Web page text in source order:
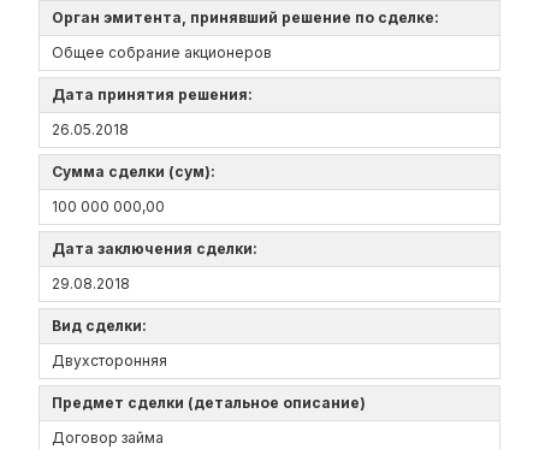
Орган эмитента, принявший решение по сделке:
Общее собрание акционеров
Дата принятия решения:
26.05.2018
Сумма сделки (сум):
100 000 000,00
Дата заключения сделки:
29.08.2018
Вид сделки:
Двухсторонняя
Предмет сделки (детальное описание)
Договор займа